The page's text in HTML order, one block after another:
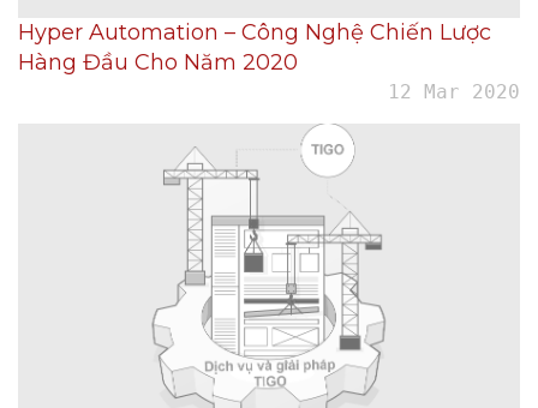
Hyper Automation – Công Nghệ Chiến Lược
Hàng Đầu Cho Năm 2020
12 Mar 2020